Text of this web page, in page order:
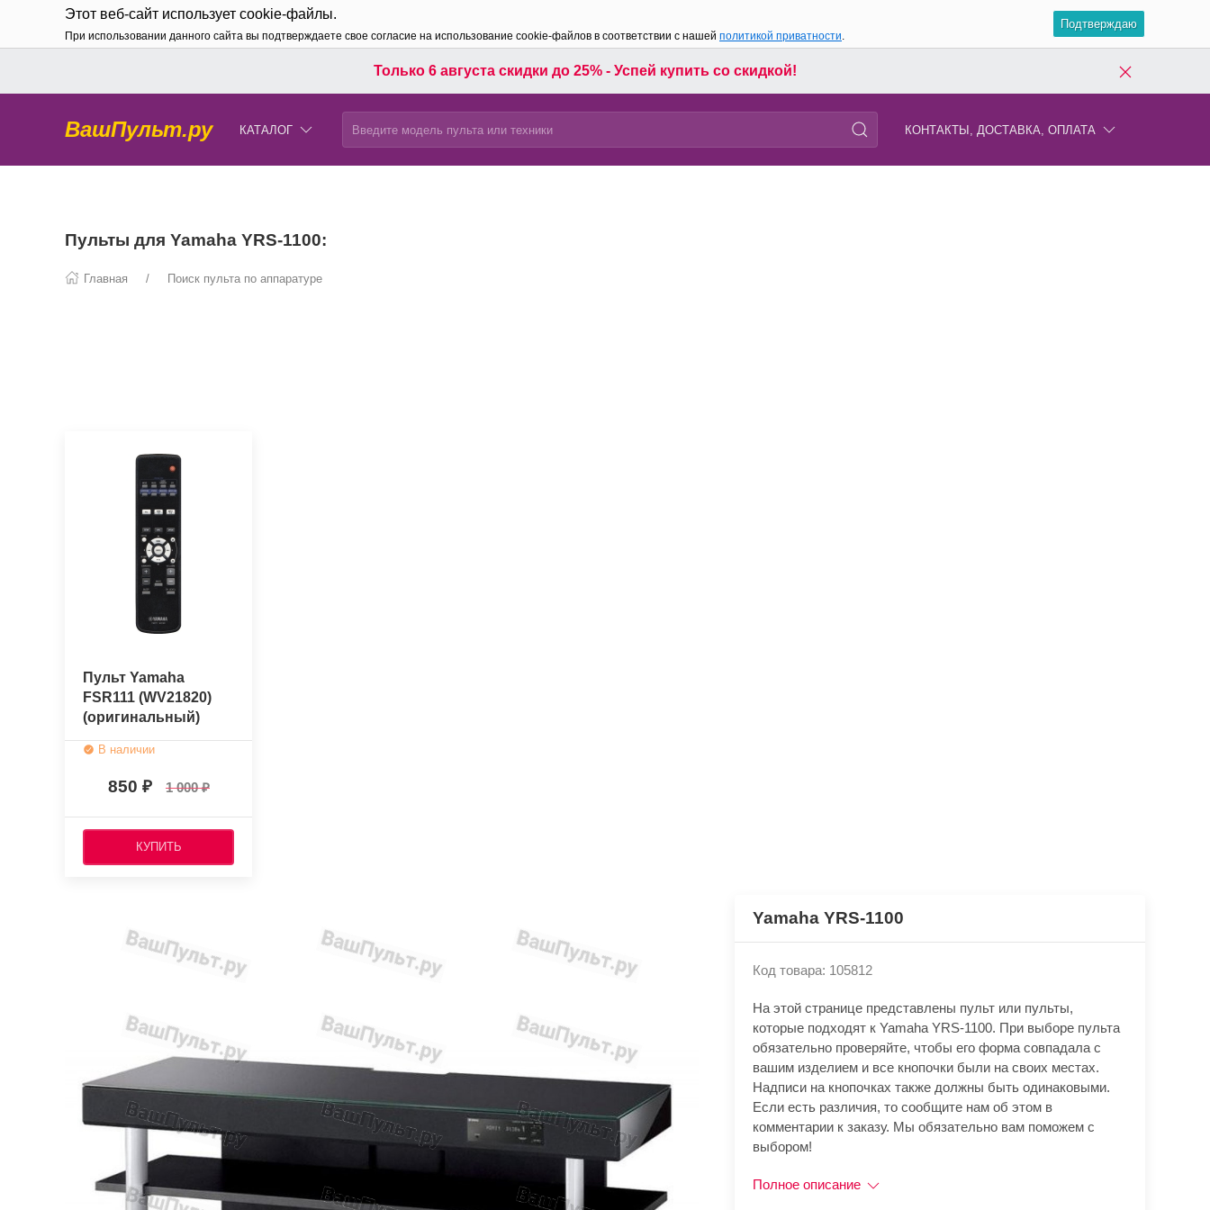
Этот веб-сайт использует cookie-файлы.
При использовании данного сайта вы подтверждаете свое согласие на использование cookie-файлов в соответствии с нашей политикой приватности.
Подтверждаю
Только 6 августа скидки до 25% - Успей купить со скидкой!
ВашПульт.ру КАТАЛОГ КОНТАКТЫ, ДОСТАВКА, ОПЛАТА
Пульты для Yamaha YRS-1100:
Главная Поиск пульта по аппаратуре
Пульт Yamaha
FSR111 (WV21820)
(оригинальный)
В наличии
850 1 000
КУПИТЬ
Yamaha YRS-1100
Код товара: 105812
На этой странице представлены пульт или пульты,
которые подходят к Yamaha YRS-1100. При выборе пульта
обязательно проверяйте, чтобы его форма совпадала с
вашим изделием и все кнопочки были на своих местах.
Надписи на кнопочках также должны быть одинаковыми.
Если есть различия, то сообщите нам об этом в
комментарии к заказу. Мы обязательно вам поможем с
выбором!
Полное описание